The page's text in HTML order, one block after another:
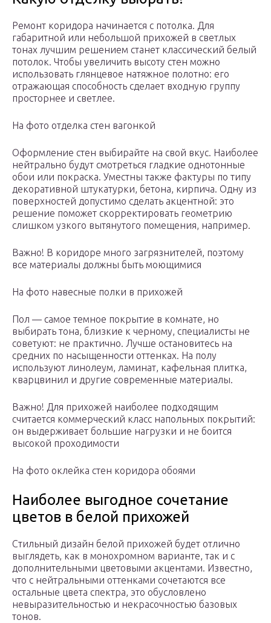
Ремонт коридора начинается с потолка. Для
габаритной или небольшой прихожей в светлых
тонах лучшим решением станет классический белый
потолок. Чтобы увеличить высоту стен можно
использовать глянцевое натяжное полотно: его
отражающая способность сделает входную группу
просторнее и светлее.
На фото отделка стен вагонкой
Оформление стен выбирайте на свой вкус. Наиболее
нейтрально будут смотреться гладкие однотонные
обои или покраска. Уместны также фактуры по типу
декоративной штукатурки, бетона, кирпича. Одну из
поверхностей допустимо сделать акцентной: это
решение поможет скорректировать геометрию
слишком узкого вытянутого помещения, например.
Важно! В коридоре много загрязнителей, поэтому
все материалы должны быть моющимися
На фото навесные полки в прихожей
Пол — самое темное покрытие в комнате, но
выбирать тона, близкие к черному, специалисты не
советуют: не практично. Лучше остановитесь на
средних по насыщенности оттенках. На полу
используют линолеум, ламинат, кафельная плитка,
кварцвинил и другие современные материалы.
Важно! Для прихожей наиболее подходящим
считается коммерческий класс напольных покрытий:
он выдерживает большие нагрузки и не боится
высокой проходимости
На фото оклейка стен коридора обоями
Наиболее выгодное сочетание
цветов в белой прихожей
Стильный дизайн белой прихожей будет отлично
выглядеть, как в монохромном варианте, так и с
дополнительными цветовыми акцентами. Известно,
что с нейтральными оттенками сочетаются все
остальные цвета спектра, это обусловлено
невыразительностью и некрасочностью базовых
тонов.